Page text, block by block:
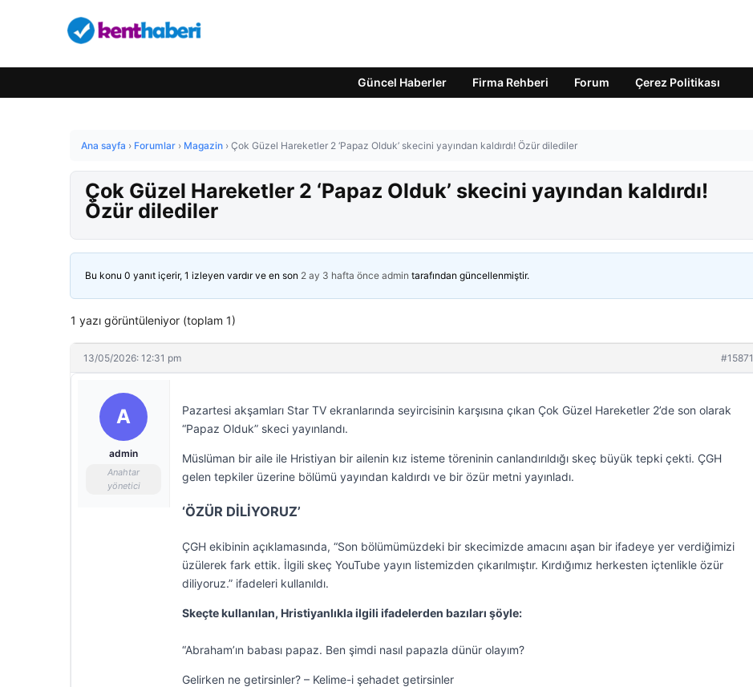
Güncel Haberler Firma Rehberi Forum Çerez Politikası
Ana sayfa › Forumlar › Magazin › Çok Güzel Hareketler 2 ‘Papaz Olduk’ skecini yayından kaldırdı! Özür dilediler
Çok Güzel Hareketler 2 ‘Papaz Olduk’ skecini yayından kaldırdı!
Özür dilediler
Bu konu 0 yanıt içerir, 1 izleyen vardır ve en son 2 ay 3 hafta önce admin tarafından güncellenmiştir.
1 yazı görüntüleniyor (toplam 1)
13/05/2026: 12:31 pm #15871
A
admin
Anahtar
yönetici
Pazartesi akşamları Star TV ekranlarında seyircisinin karşısına çıkan Çok Güzel Hareketler 2’de son olarak
“Papaz Olduk” skeci yayınlandı.
Müslüman bir aile ile Hristiyan bir ailenin kız isteme töreninin canlandırıldığı skeç büyük tepki çekti. ÇGH
gelen tepkiler üzerine bölümü yayından kaldırdı ve bir özür metni yayınladı.
‘ÖZÜR DİLİYORUZ’
ÇGH ekibinin açıklamasında, “Son bölümümüzdeki bir skecimizde amacını aşan bir ifadeye yer verdiğimizi
üzülerek fark ettik. İlgili skeç YouTube yayın listemizden çıkarılmıştır. Kırdığımız herkesten içtenlikle özür
diliyoruz.” ifadeleri kullanıldı.
Skeçte kullanılan, Hristiyanlıkla ilgili ifadelerden bazıları şöyle:
“Abraham’ın babası papaz. Ben şimdi nasıl papazla dünür olayım?
Gelirken ne getirsinler? – Kelime-i şehadet getirsinler